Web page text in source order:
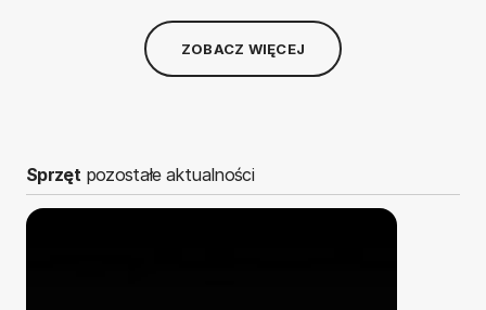
ZOBACZ WIĘCEJ
Sprzętpozostałe aktualności